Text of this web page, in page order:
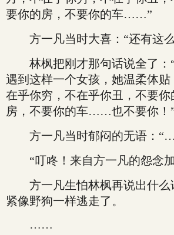
要你的房，不要你的车……”
方一凡当时大喜：“还有这么
林枫把刚才那句话说全了：
遇到这样一个女孩，她温柔体
在乎你穷，不在乎你丑，不要
房，不要你的车……也不要你！
方一凡当时郁闷的无语：
“叮咚！来自方一凡的怨念加
方一凡生怕林枫再说出什么
紧像野狗一样逃走了。
……